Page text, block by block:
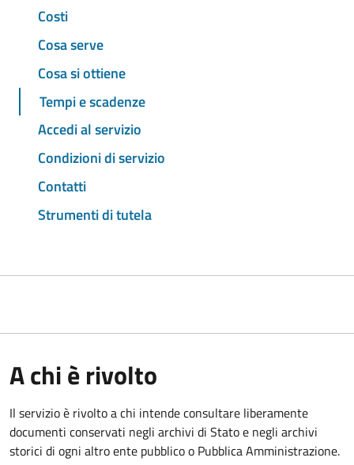
Costi
Cosa serve
Cosa si ottiene
Tempi e scadenze
Accedi al servizio
Condizioni di servizio
Contatti
Strumenti di tutela
A chi è rivolto
Il servizio è rivolto a chi intende consultare liberamente
documenti conservati negli archivi di Stato e negli archivi
storici di ogni altro ente pubblico o Pubblica Amministrazione.